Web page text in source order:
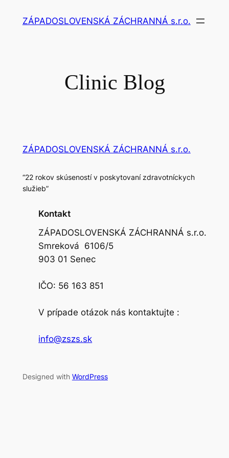
ZÁPADOSLOVENSKÁ ZÁCHRANNÁ s.r.o.
Clinic Blog
ZÁPADOSLOVENSKÁ ZÁCHRANNÁ s.r.o.
“22 rokov skúseností v poskytovaní zdravotníckych
služieb”
Kontakt
ZÁPADOSLOVENSKÁ ZÁCHRANNÁ s.r.o.
Smreková 6106/5
903 01 Senec
IČO: 56 163 851
V prípade otázok nás kontaktujte :
info@zszs.sk
Designed with WordPress